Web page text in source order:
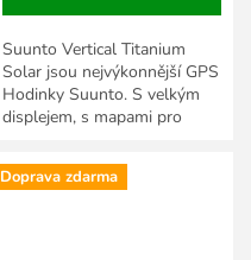
Suunto Vertical Titanium
Solar jsou nejvýkonnější GPS
Hodinky Suunto. S velkým
displejem, s mapami pro
Mají solární dobíjení,...
Doprava zdarma